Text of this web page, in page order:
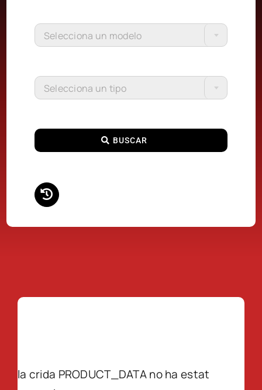
Selecciona un modelo
Selecciona un tipo
BUSCAR
la crida PRODUCT_DATA no ha estat